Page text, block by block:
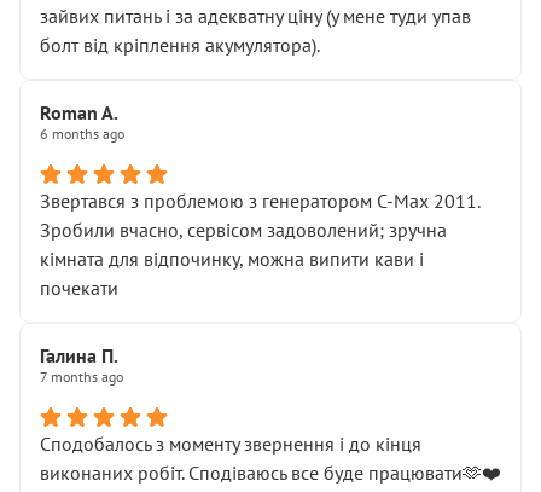
зайвих питань і за адекватну ціну (у мене туди упав
болт від кріплення акумулятора).
Roman A.
6 months ago
Звертався з проблемою з генератором C-Max 2011.
Зробили вчасно, сервісом задоволений; зручна
кімната для відпочинку, можна випити кави і
почекати
Галина П.
7 months ago
Сподобалось з моменту звернення і до кінця
виконаних робіт. Сподіваюсь все буде працювати🫶❤️